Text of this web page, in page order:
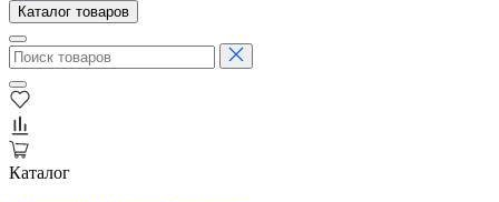
Каталог товаров
Каталог